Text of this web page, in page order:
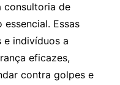
consultoria de
Essas
e indivíduos a
eficazes,
contra golpes e